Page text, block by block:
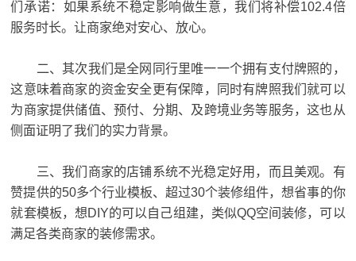
们承诺：如果系统不稳定影响做生意，我们将补偿102.4倍
服务时长。让商家绝对安心、放心。
二、其次我们是全网同行里唯一一个拥有支付牌照的，
这意味着商家的资金安全更有保障，同时有牌照我们就可以
为商家提供储值、预付、分期、及跨境业务等服务，这也从
侧面证明了我们的实力背景。
三、我们商家的店铺系统不光稳定好用，而且美观。有
赞提供的50多个行业模板、超过30个装修组件，想省事的你
就套模板，想DIY的可以自己组建，类似QQ空间装修，可以
满足各类商家的装修需求。